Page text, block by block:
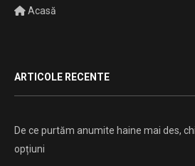
Acasă
ARTICOLE RECENTE
De ce purtăm anumite haine mai des,
opțiuni